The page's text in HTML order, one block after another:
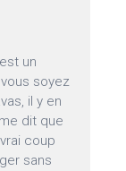
un
soyez
il y en
dit que
coup
sans